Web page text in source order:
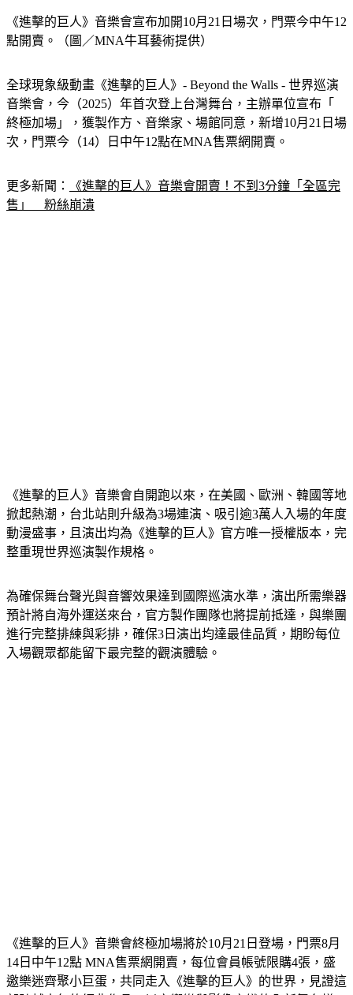
點開賣。（圖／MNA牛耳藝術提供）
音樂會，今（2025）年首次登上台灣舞台，主辦單位宣布「
終極加場」，獲製作方、音樂家、場館同意，新增10月21日場
次，門票今（14）日中午12點在MNA售票網開賣。
售」　粉絲崩潰
掀起熱潮，台北站則升級為3場連演、吸引逾3萬人入場的年度
動漫盛事，且演出均為《進擊的巨人》官方唯一授權版本，完
整重現世界巡演製作規格。
預計將自海外運送來台，官方製作團隊也將提前抵達，與樂團
進行完整排練與彩排，確保3日演出均達最佳品質，期盼每位
入場觀眾都能留下最完整的觀演體驗。
14日中午12點 MNA售票網開賣，每位會員帳號限購4張，盛
邀樂迷齊聚小巨蛋，共同走入《進擊的巨人》的世界，見證這
部跨越十年的經典作品，以交響樂與影像交織的全新舞台樣